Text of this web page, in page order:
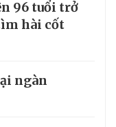
96 tuổi trở
hài cốt
ngàn